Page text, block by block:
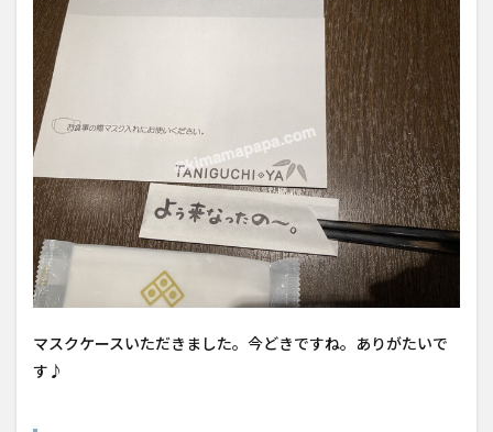
マスクケースいただきました。今どきですね。ありがたいで
す♪